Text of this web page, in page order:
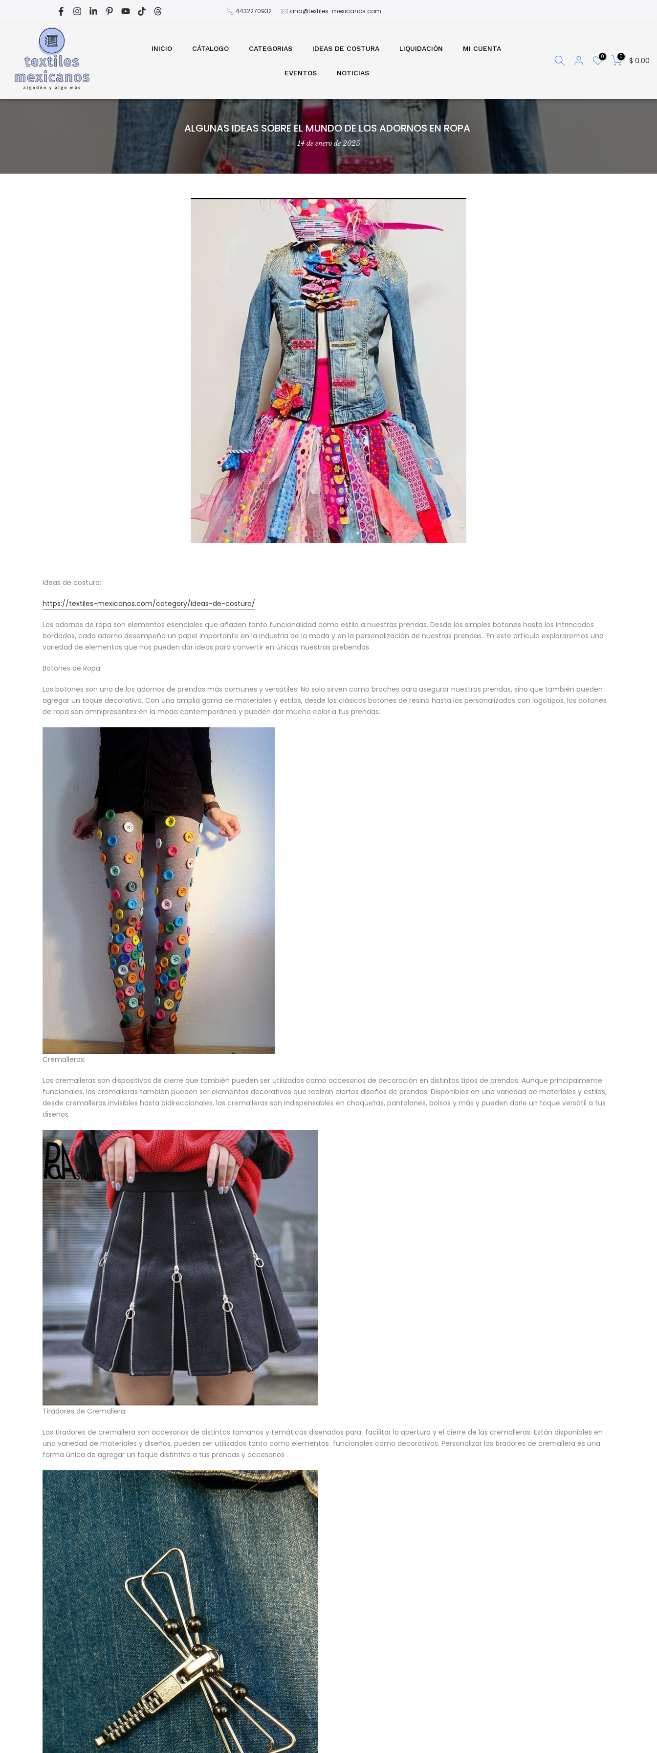
contenido
4432270932 ana@textiles-mexicanos.com
INICIO CÁTALOGO CATEGORIAS IDEAS DE COSTURA LIQUIDACIÓN MI CUENTA
EVENTOS NOTICIAS
0 0 $ 0.00
ALGUNAS IDEAS SOBRE EL MUNDO DE LOS ADORNOS EN ROPA
14 de enero de 2025
Ideas de costura:
https://textiles-mexicanos.com/category/ideas-de-costura/
Los adornos de ropa son elementos esenciales que añaden tanto funcionalidad como estilo a nuestras prendas. Desde los simples botones hasta los intrincados
bordados, cada adorno desempeña un papel importante en la industria de la moda y en la personalización de nuestras prendas.. En este artículo exploraremos una
variedad de elementos que nos pueden dar ideas para convertir en únicas nuestras prebendas
Botones de Ropa:
Los botones son uno de los adornos de prendas más comunes y versátiles. No solo sirven como broches para asegurar nuestras prendas, sino que también pueden
agregar un toque decorativo. Con una amplia gama de materiales y estilos, desde los clásicos botones de resina hasta los personalizados con logotipos, los botones
de ropa son omnipresentes en la moda contemporánea y pueden dar mucho color a tus prendas.
Cremalleras:
Las cremalleras son dispositivos de cierre que también pueden ser utilizados como accesorios de decoración en distintos tipos de prendas. Aunque principalmente
funcionales, las cremalleras también pueden ser elementos decorativos que realzan ciertos diseños de prendas. Disponibles en una variedad de materiales y estilos,
desde cremalleras invisibles hasta bidireccionales, las cremalleras son indispensables en chaquetas, pantalones, bolsos y más y pueden darle un toque versátil a tus
diseños.
Tiradores de Cremallera:
Los tiradores de cremallera son accesorios de distintos tamaños y temáticas diseñados para facilitar la apertura y el cierre de las cremalleras. Están disponibles en
una variedad de materiales y diseños, pueden ser utilizados tanto como elementos funcionales como decorativos. Personalizar los tiradores de cremallera es una
forma única de agregar un toque distintivo a tus prendas y accesorios .